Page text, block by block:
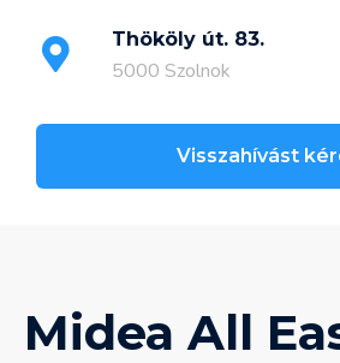
Thököly út. 83.
5000 Szolnok
Visszahívást
Midea All